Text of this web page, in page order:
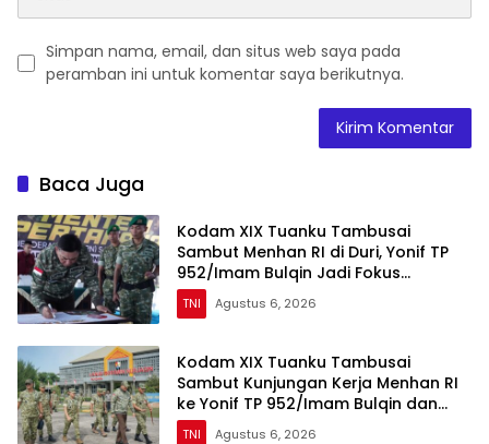
Simpan nama, email, dan situs web saya pada
peramban ini untuk komentar saya berikutnya.
Baca Juga
Kodam XIX Tuanku Tambusai
Sambut Menhan RI di Duri, Yonif TP
952/Imam Bulqin Jadi Fokus
Peninjauan
TNI Agustus 6, 2026
Kodam XIX Tuanku Tambusai
Sambut Kunjungan Kerja Menhan RI
ke Yonif TP 952/Imam Bulqin dan
Yonif TP 898/Pancalang Cakti
TNI Agustus 6, 2026